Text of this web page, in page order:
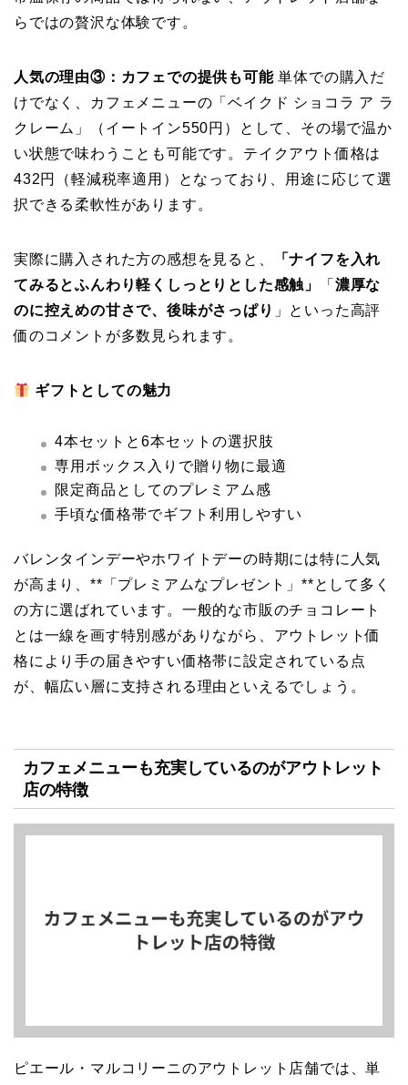
らではの贅沢な体験です。
人気の理由③：カフェでの提供も可能単体での購入だ
けでなく、カフェメニューの「ベイクド ショコラ ア ラ
クレーム」（イートイン550円）として、その場で温か
い状態で味わうことも可能です。テイクアウト価格は
432円（軽減税率適用）となっており、用途に応じて選
択できる柔軟性があります。
実際に購入された方の感想を見ると、
「ナイフを入れ
てみるとふんわり軽くしっとりとした感触」
「 濃厚な
のに控えめの甘さで、後味がさっぱり 」といった高評
価のコメントが多数見られます。
ギフトとしての魅力
4本セットと6本セットの選択肢
専用ボックス入りで贈り物に最適
限定商品としてのプレミアム感
手頃な価格帯でギフト利用しやすい
バレンタインデーやホワイトデーの時期には特に人気
が高まり、**「プレミアムなプレゼント」**として多く
の方に選ばれています。一般的な市販のチョコレート
とは一線を画す特別感がありながら、アウトレット価
格により手の届きやすい価格帯に設定されている点
が、幅広い層に支持される理由といえるでしょう。
カフェメニューも充実しているのがアウトレット
店の特徴
ピエール・マルコリーニのアウトレット店舗では、単